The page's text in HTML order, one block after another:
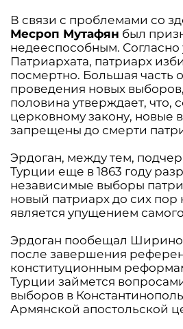
В связи с проблемами со
Месроп Мутафян был
недееспособным. Согласно
Патриархата, патриарх
посмертно. Большая часть
проведения новых
половина утверждает, что,
церковному закону, новые
запрещены до смерти
Эрдоган, между тем,
Турции еще в 1863 году
независимые выборы
новый патриарх до сих пор
является упущением
Эрдоган пообещал
после завершения
конституционным
Турции займется
выборов в
Армянской апостольской